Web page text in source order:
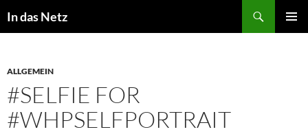
Inhalt
In das Netz
ALLGEMEIN
#SELFIE FOR
#WHPSELFPORTRAIT